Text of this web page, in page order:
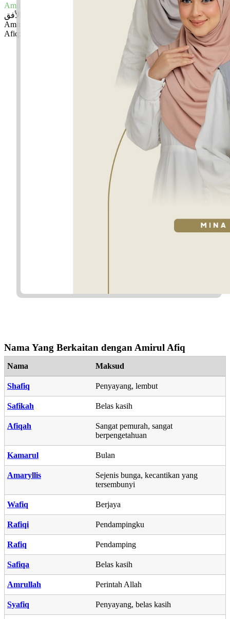
Amirul Afiq
امير الأفق
Amirul: Putera, ketua, pemerintah, penguasa, pemimpin, makmur
Afiq: Yang mulia
✚ Baju Baby Custom Nama 'Amirul Afiq'
Nama Yang Berkaitan dengan Amirul Afiq
Nama Maksud
Shafiq Penyayang, lembut
Safikah Belas kasih
Afiqah
Sangat pemurah, sangat
berpengetahuan
Kamarul Bulan
Amaryllis
Sejenis bunga, kecantikan yang
tersembunyi
Wafiq Berjaya
Rafiqi Pendampingku
Rafiq Pendamping
Safiqa Belas kasih
Amrullah Perintah Allah
Syafiq Penyayang, belas kasih